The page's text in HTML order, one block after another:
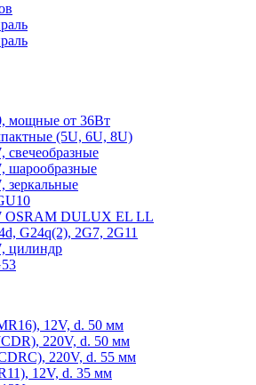
мощные от 36Вт
(5U, 6U, 8U)
свечеобразные
шарообразные
зеркальные
OSRAM DULUX EL LL
G24q(2), 2G7, 2G11
цилиндр
12V, d. 50 мм
220V, d. 50 мм
220V, d. 55 мм
12V, d. 35 мм